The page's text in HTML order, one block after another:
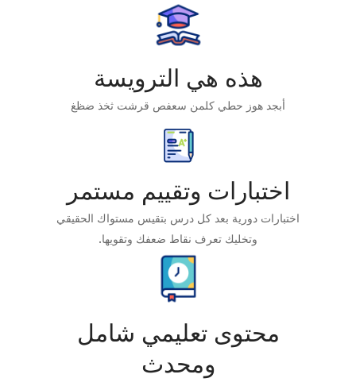
هذه هي الترويسة
أبجد هوز حطي كلمن سعفص قرشت ثخذ ضظغ
اختبارات وتقييم مستمر
اختبارات دورية بعد كل درس بتقيس مستواك الحقيقي
وتخليك تعرف نقاط ضعفك وتقويها.
محتوى تعليمي شامل
ومحدث